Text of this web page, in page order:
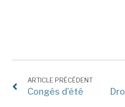
ARTICLE PRÉCÉDENT
Congés d’été